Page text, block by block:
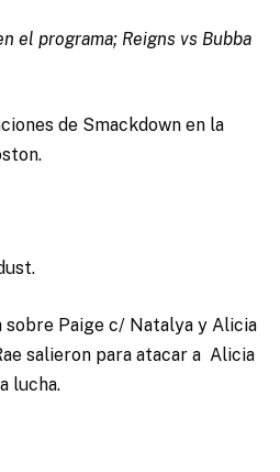
el programa; Reigns vs Bubba
de Smackdown en la
sobre Paige c/ Natalya y Alicia
salieron para atacar a Alicia
lucha.